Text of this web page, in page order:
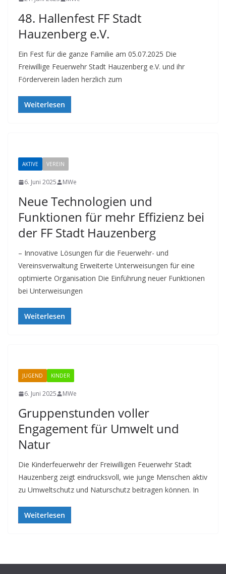
48. Hallenfest FF Stadt
Hauzenberg e.V.
Ein Fest für die ganze Familie am 05.07.2025 Die
Freiwillige Feuerwehr Stadt Hauzenberg e.V. und ihr
Förderverein laden herzlich zum
Weiterlesen
AKTIVE VEREIN
6. Juni 2025 MWe
Neue Technologien und
Funktionen für mehr Effizienz bei
der FF Stadt Hauzenberg
– Innovative Lösungen für die Feuerwehr- und
Vereinsverwaltung Erweiterte Unterweisungen für eine
optimierte Organisation Die Einführung neuer Funktionen
bei Unterweisungen
Weiterlesen
JUGEND KINDER
6. Juni 2025 MWe
Gruppenstunden voller
Engagement für Umwelt und
Natur
Die Kinderfeuerwehr der Freiwilligen Feuerwehr Stadt
Hauzenberg zeigt eindrucksvoll, wie junge Menschen aktiv
zu Umweltschutz und Naturschutz beitragen können. In
Weiterlesen